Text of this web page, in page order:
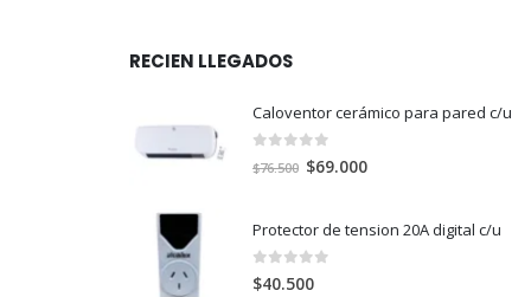
RECIEN LLEGADOS
Caloventor cerámico para pared c/u
out of 5
$76.500 El
era:
$76.500.
$69.000El
es:
Protector de tension 20A digital c/u
0 out of 5
$40.500